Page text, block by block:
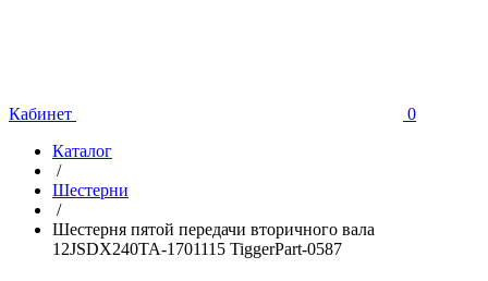
Кабинет
0
Каталог
/
Шестерни
/
Шестерня пятой передачи вторичного вала
12JSDX240TA-1701115 TiggerPart-0587